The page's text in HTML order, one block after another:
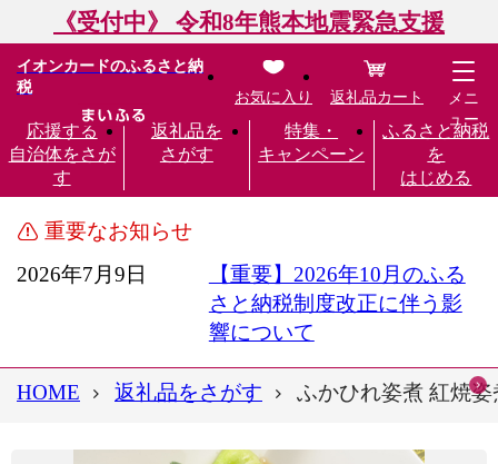
《受付中》 令和8年熊本地震緊急支援
イオンカードのふるさと納
税
応援する
自治体をさが
す
返礼品を
さがす
特集・
キャンペーン
ふるさと納税
を
はじめる
お気に入り 返礼品カート
メニ
ュー
重要なお知らせ
2026年7月9日
【重要】2026年10月のふる
さと納税制度改正に伴う影
響について
HOME 返礼品をさがす ふかひれ姿煮 紅焼